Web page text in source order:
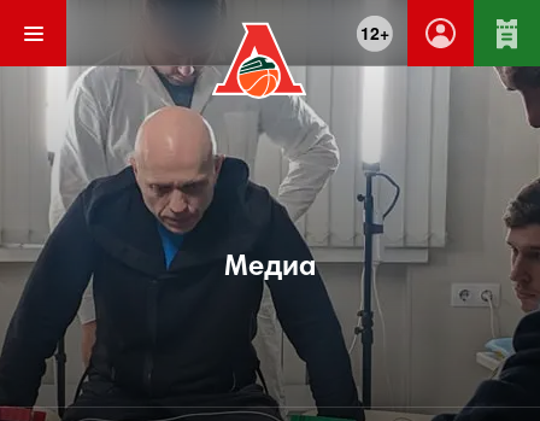
12+
Медиа